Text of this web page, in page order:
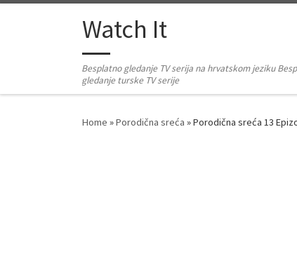
Skip to contentWatch It
Besplatno gledanje TV serija na hrvatskom jeziku
gledanje turske TV serije
Home »Porodična sreća »Porodična sreća 13